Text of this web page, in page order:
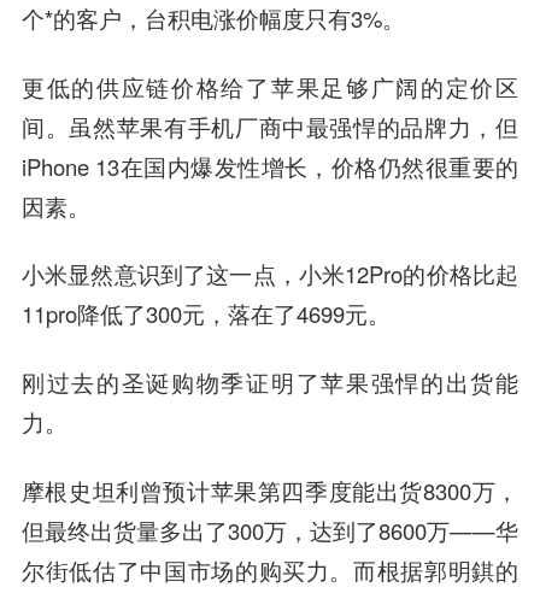
个*的客户，台积电涨价幅度只有3%。
更低的供应链价格给了苹果足够广阔的定价区
间。虽然苹果有手机厂商中最强悍的品牌力，但
iPhone 13在国内爆发性增长，价格仍然很重要的
因素。
小米显然意识到了这一点，小米12Pro的价格比起
11pro降低了300元，落在了4699元。
刚过去的圣诞购物季证明了苹果强悍的出货能
力。
摩根史坦利曾预计苹果第四季度能出货8300万，
但最终出货量多出了300万，达到了8600万——华
尔街低估了中国市场的购买力。而根据郭明錤的